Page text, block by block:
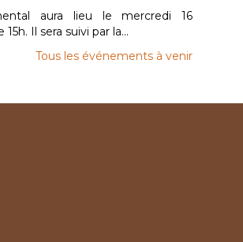
aura lieu le mercredi 16
Il sera suivi par la...
Tous les événements à venir